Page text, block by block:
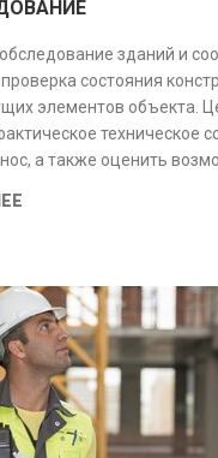
зданий и
состояния
элементов объекта.
техническое
а также оценить